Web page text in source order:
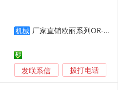
机械 厂家直销欧丽系列OR-DP3 消毒喷雾器 养鸡场喷雾器 电动 容量喷雾器工厂
发联系信 拨打电话